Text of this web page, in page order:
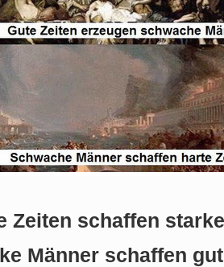
Zeiten schaffen
Männer schaffen